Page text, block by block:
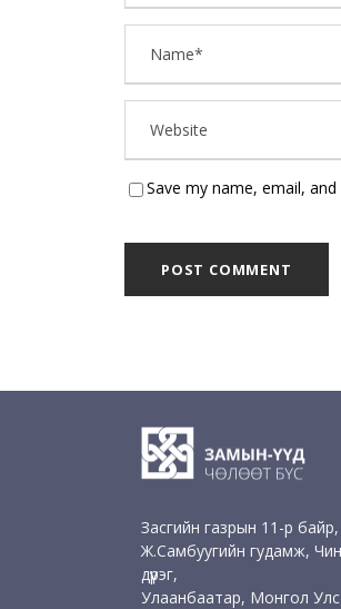
Save my name, email,
Засгийн газрын 11-р байр,
Ж.Самбуугийн гудамж,
дүүрэг,
Улаанбаатар, Монгол Улс